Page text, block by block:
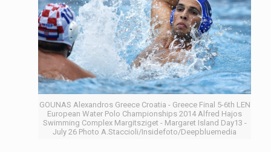
GOUNAS Alexandros Greece Croatia - Greece Final 5-6th LEN
European Water Polo Championships 2014 Alfred Hajos
Swimming Complex Margitsziget - Margaret Island Day13 -
July 26 Photo A.Staccioli/Insidefoto/Deepbluemedia